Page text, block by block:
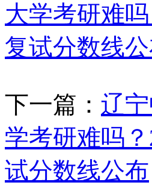
大学考研难
复试分数线
下一篇： 辽
学考研难吗？
试分数线公布